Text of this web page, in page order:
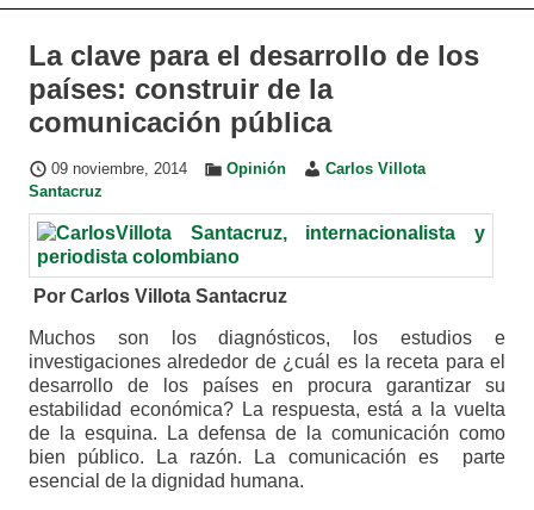
La clave para el desarrollo de los
países: construir de la
comunicación pública
09 noviembre, 2014 Opinión
Carlos Villota
Santacruz
Por Carlos Villota Santacruz
Muchos son los diagnósticos, los estudios e
investigaciones alrededor de ¿cuál es la receta para el
desarrollo de los países en procura garantizar su
estabilidad económica? La respuesta, está a la vuelta
de la esquina. La defensa de la comunicación como
bien público. La razón. La comunicación es parte
esencial de la dignidad humana.